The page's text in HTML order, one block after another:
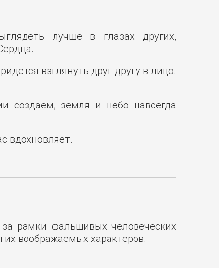
лучше в глазах других,
взглянуть друг другу в лицо.
создаем, земля и небо навсегда
вдохновляет.
рамки фальшивых человеческих
воображаемых характеров.